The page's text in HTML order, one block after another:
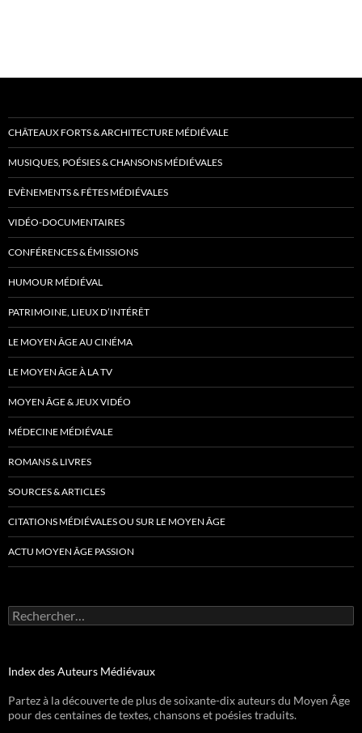
CHÂTEAUX FORTS & ARCHITECTURE MÉDIÉVALE
MUSIQUES, POÉSIES & CHANSONS MÉDIÉVALES
EVÈNEMENTS & FÊTES MÉDIÉVALES
VIDÉO-DOCUMENTAIRES
CONFÉRENCES & ÉMISSIONS
HUMOUR MÉDIÉVAL
PATRIMOINE, LIEUX D’INTÉRÊT
LE MOYEN ÂGE AU CINÉMA
LE MOYEN ÂGE À LA TV
MOYEN ÂGE & JEUX VIDÉO
MÉDECINE MÉDIÉVALE
ROMANS & LIVRES
SOURCES & ARTICLES
CITATIONS MÉDIÉVALES OU SUR LE MOYEN ÂGE
ACTU MOYEN ÂGE PASSION
Rechercher :
Index des Auteurs Médiévaux
Partez à la découverte de plus de soixante-dix auteurs du Moyen Âge
pour des centaines de textes, chansons et poésies traduits.